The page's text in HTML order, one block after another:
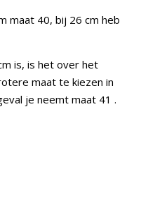
maat 40, bij 26 cm heb
is, is het over het
maat te kiezen in
je neemt maat 41 .